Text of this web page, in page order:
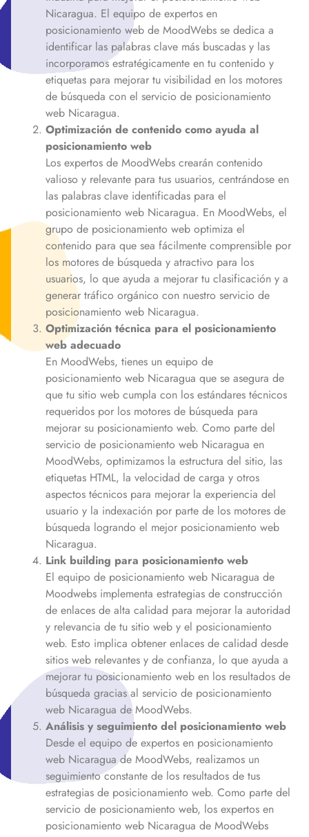
Nicaragua. El equipo de expertos en
posicionamiento web de MoodWebs se dedica a
identificar las palabras clave más buscadas y las
incorporamos estratégicamente en tu contenido y
etiquetas para mejorar tu visibilidad en los motores
de búsqueda con el servicio de posicionamiento
web Nicaragua.
Optimización de contenido como ayuda al
posicionamiento web
Los expertos de MoodWebs crearán contenido
valioso y relevante para tus usuarios, centrándose en
las palabras clave identificadas para el
posicionamiento web Nicaragua. En MoodWebs, el
grupo de posicionamiento web optimiza el
contenido para que sea fácilmente comprensible por
los motores de búsqueda y atractivo para los
usuarios, lo que ayuda a mejorar tu clasificación y a
generar tráfico orgánico con nuestro servicio de
posicionamiento web Nicaragua.
Optimización técnica para el posicionamiento
web adecuado
En MoodWebs, tienes un equipo de
posicionamiento web Nicaragua que se asegura de
que tu sitio web cumpla con los estándares técnicos
requeridos por los motores de búsqueda para
mejorar su posicionamiento web. Como parte del
servicio de posicionamiento web Nicaragua en
MoodWebs, optimizamos la estructura del sitio, las
etiquetas HTML, la velocidad de carga y otros
aspectos técnicos para mejorar la experiencia del
usuario y la indexación por parte de los motores de
búsqueda logrando el mejor posicionamiento web
Nicaragua.
Link building para posicionamiento web
El equipo de posicionamiento web Nicaragua de
Moodwebs implementa estrategias de construcción
de enlaces de alta calidad para mejorar la autoridad
y relevancia de tu sitio web y el posicionamiento
web. Esto implica obtener enlaces de calidad desde
sitios web relevantes y de confianza, lo que ayuda a
mejorar tu posicionamiento web en los resultados de
búsqueda gracias al servicio de posicionamiento
web Nicaragua de MoodWebs.
Análisis y seguimiento del posicionamiento web
Desde el equipo de expertos en posicionamiento
web Nicaraguade MoodWebs, realizamos un
seguimiento constante de los resultados de tus
estrategias de posicionamiento web. Como parte del
servicio de posicionamiento web, los expertos en
posicionamiento web Nicaragua de MoodWebs